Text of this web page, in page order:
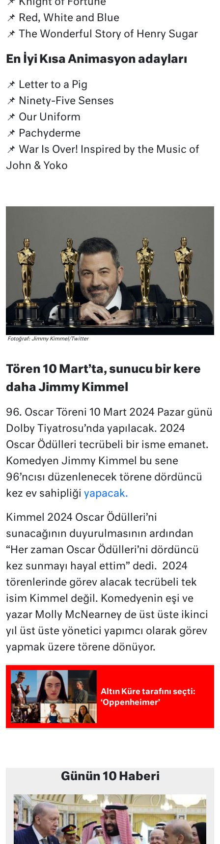
📌 Red, White and Blue
📌 The Wonderful Story of Henry Sugar
En İyi Kısa Animasyon adayları
📌 Letter to a Pig
📌 Ninety-Five Senses
📌 Our Uniform
📌 Pachyderme
📌 War Is Over! Inspired by the Music of
John & Yoko
Fotoğraf: Jimmy Kimmel/Twitter
Tören 10 Mart’ta, sunucu bir kere
daha Jimmy Kimmel
96. Oscar Töreni 10 Mart 2024 Pazar günü
Dolby Tiyatrosu’nda yapılacak. 2024
Oscar Ödülleri tecrübeli bir isme emanet.
Komedyen Jimmy Kimmel bu sene
96’ncısı düzenlenecek törene dördüncü
kez ev sahipliği yapacak.
Kimmel 2024 Oscar Ödülleri’ni
sunacağının duyurulmasının ardından
“Her zaman Oscar Ödülleri’ni dördüncü
kez sunmayı hayal ettim” dedi. 2024
törenlerinde görev alacak tecrübeli tek
isim Kimmel değil. Komedyenin eşi ve
yazar Molly McNearney de üst üste ikinci
yıl üst üste yönetici yapımcı olarak görev
yapmak üzere törene dönüyor.
Altın Küre tarafını seçti:
‘Oppenheimer’
Günün 10 Haberi